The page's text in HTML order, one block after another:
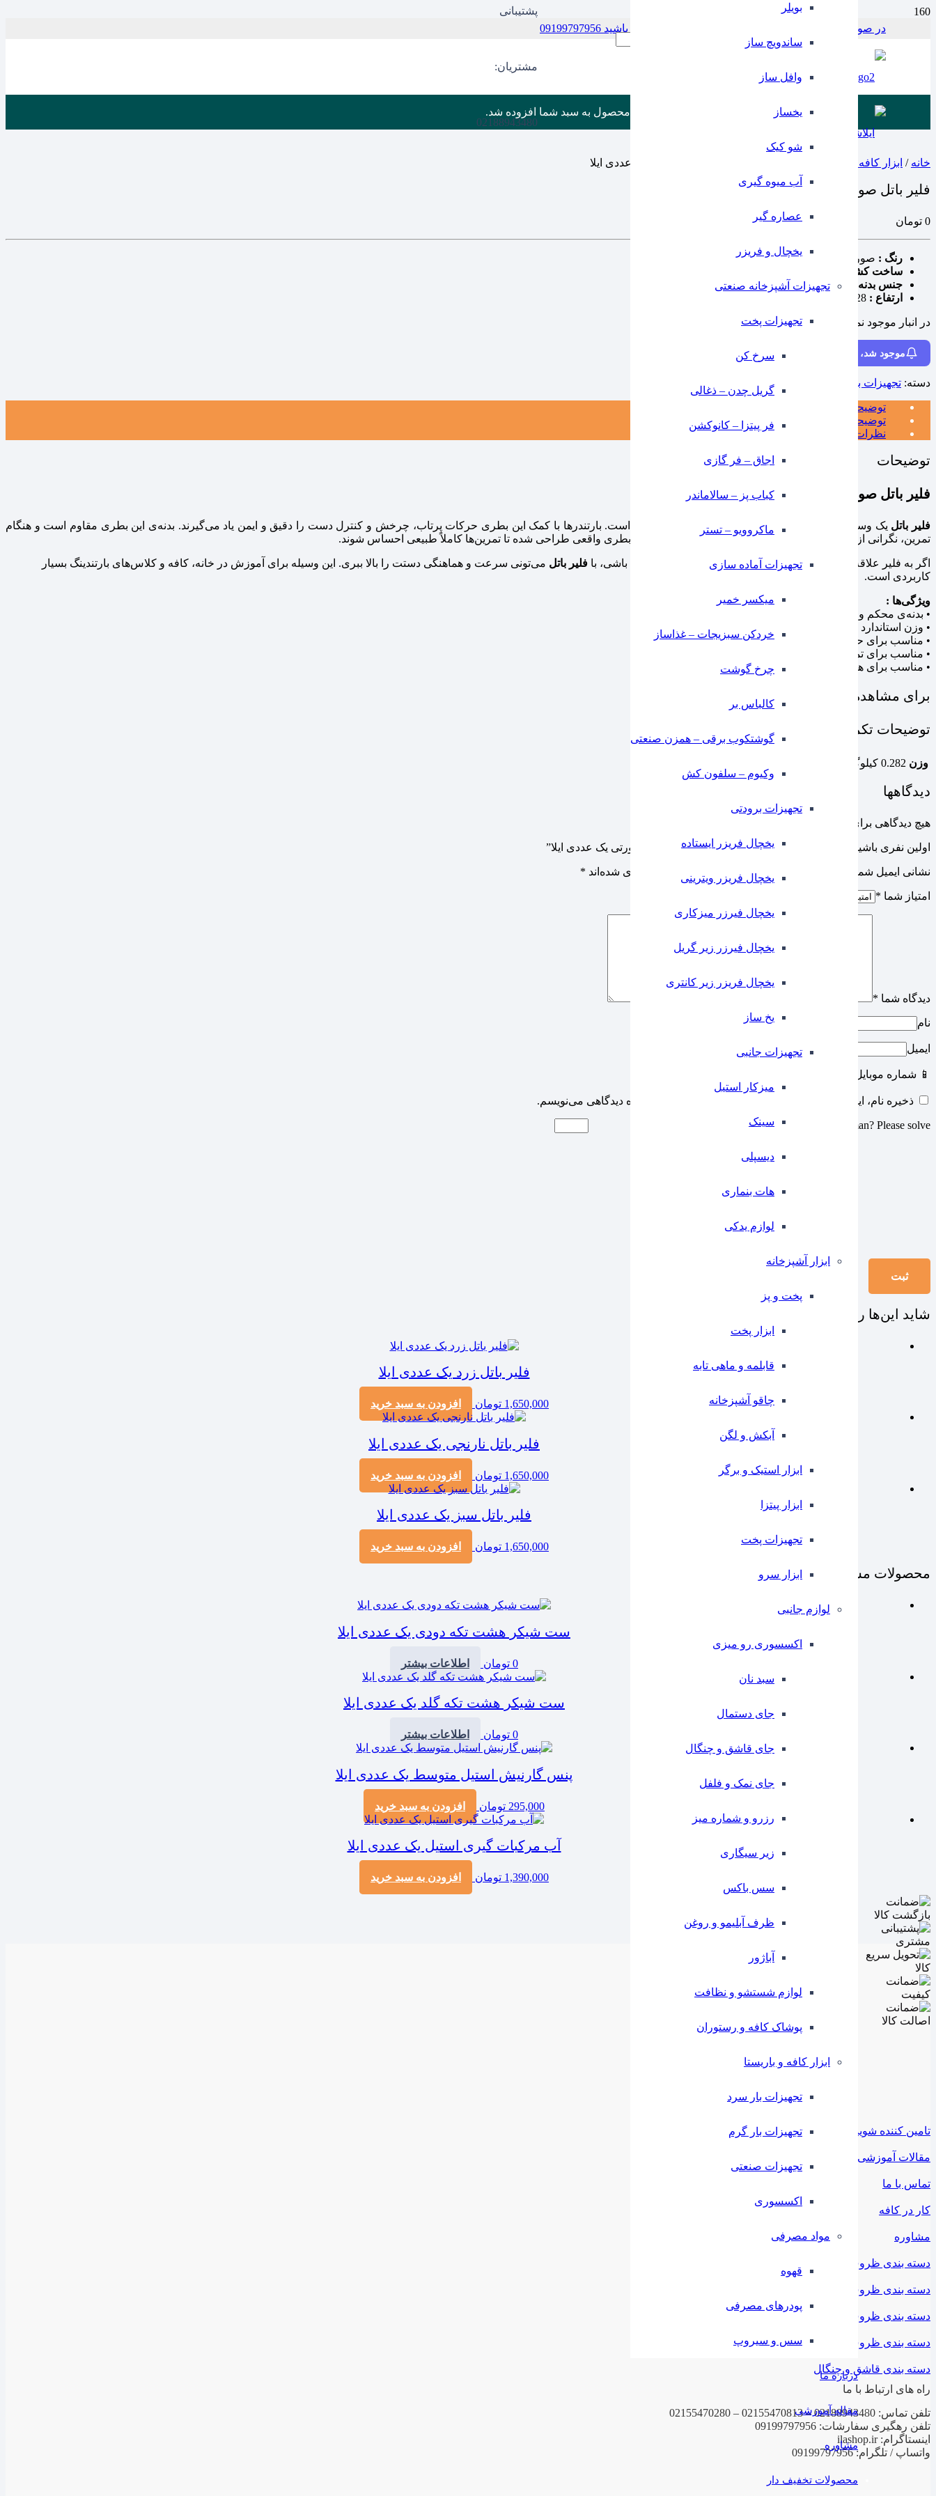
در صورت بروز مشکل در پرداخت با این شماره در ارتباط باشید 09199797956
Products search
پشتیبانی
مشتریان:
02188943480
بویلر
ساندویچ ساز
وافل ساز
یخساز
شو کیک
آب میوه گیری
عصاره گیر
یخچال و فریزر
تجهیزات آشپزخانه صنعتی
تجهیزات پخت
سرخ کن
گریل چدن – ذغالی
فر پیتزا – کانوکشن
⁠اجاق – فر گازی
کباب پز – سالاماندر
ماکروویو – تستر
تجهیزات آماده سازی
میکسر خمیر
خردکن سبزیجات – غذاساز
چرخ گوشت
کالباس بر
گوشتکوب برقی – همزن صنعتی
وکیوم – سلفون کش
تجهیزات برودتی
یخچال فریزر ایستاده
یخچال فریزر ویترینی
یخچال فیرزر میزکاری
یخچال فیرزر زیر گریل
یخچال فریزر زیر کانتری
⁠یخ ساز
تجهیزات جانبی
میزکار استیل
سینک
دیسپلی
هات بنماری
لوازم یدکی
ابزار آشپزخانه
پخت و پز
ابزار پخت
قابلمه و ماهی تابه
چاقو آشپزخانه
آبکش و لگن
ابزار استیک و برگر
ابزار پیتزا
تجهیزات پخت
ابزار سرو
لوازم جانبی
اکسسوری رو میزی
سبد نان
جای دستمال
جای قاشق و چنگال
جای نمک و فلفل
رزرو و شماره میز
زیر سیگاری
سس باکس
ظرف آبلیمو و روغن
آباژور
لوازم شستشو و نظافت
پوشاک کافه و رستوران
ابزار کافه و باریستا
تجهیزات بار سرد
تجهیزات بار گرم
تجهیزات صنعتی
اکسسوری
مواد مصرفی
قهوه
پودرهای مصرفی
سس و سیروپ
درباره ما
مقاله آموزشی
مشاوره
محصولات تخفیف دار
محصول به سبد شما افزوده شد.
خانه / ابزار کافه و باریستا / فلیر باتل صورتی یک عددی ایلا
فلیر باتل صورتی یک عددی ایلا
0 تومان
رنگ : صورتی
ساخت کشور :
جنس بدنه :
پلاستیک فشرده
ارتفاع :
در انبار موجود نمی باشد
موجود شد، خبرم کن
دسته: تجهیزات بار سرد ایلاشاپ
توضیحات
توضیحات تکمیلی
نظرات (0)
توضیحات
فلیر باتل صورتی
فلیر باتل یک وسیله حرفه‌ای برای تمرین حرکات نمایشی بارتندینگ است. بارتندرها با کمک این بطری حرکات پرتاب، چرخش و کنترل دست را دقیق و ایمن یاد می‌گیرند. بدنه‌ی این بطری مقاوم است و هنگام
تمرین، نگرانی از شکستن یا آسیب وجود ندارد. وزن و ابعاد آن شبیه بطری واقعی طراحی شده تا تمرین‌ها کاملاً طبیعی احساس شوند.
اگر به فلیر علاقه داری و می‌خوای اجرای جذاب‌تری پشت بار داشته باشی، با فلیر باتل می‌تونی سرعت و هماهنگی دستت را بالا ببری. این وسیله برای آموزش در خانه، کافه و کلاس‌های بارتندینگ بسیار
کاربردی است.
ویژگی‌ها :
• بدنه‌ی محکم و نشکن
• وزن استاندارد مشابه بطری واقعی
• مناسب برای حرکات پرتاب و چرخش
• مناسب برای تمرین روزانه
• مناسب برای همه، از مبتدی تا حرفه‌ای
برای مشاهده سایر ابزارهای بار سرد
توضیحات تکمیلی
وزن 0.282 کیلوگرم
دیدگاهها
هیچ دیدگاهی برای این محصول نوشته نشده است.
اولین نفری باشید که دیدگاهی را ارسال می کنید برای “فلیر باتل صورتی یک عددی ایلا”
نشانی ایمیل شما منتشر نخواهد شد. بخش‌های موردنیاز علامت‌گذاری شده‌اند *
امتیاز شما *
دیدگاه شما *
نام
ایمیل
📱 شماره موبایل
ذخیره نام، ایمیل و وبسایت من در مرورگر برای زمانی که دوباره دیدگاهی می‌نویسم.
Are you human? Please solve:
شاید این‌ها را هم بپسندید…
فلیر باتل زرد یک عددی ایلا
1,650,000 تومان افزودن به سبد خرید
فلیر باتل نارنجی یک عددی ایلا
1,650,000 تومان افزودن به سبد خرید
فلیر باتل سبز یک عددی ایلا
1,650,000 تومان افزودن به سبد خرید
محصولات مشابه
ست شیکر هشت تکه دودی یک عددی ایلا
0 تومان اطلاعات بیشتر
ست شیکر هشت تکه گلد یک عددی ایلا
0 تومان اطلاعات بیشتر
پنس گارنیش استیل متوسط یک عددی ایلا
295,000 تومان افزودن به سبد خرید
آب مرکبات گیری استیل یک عددی ایلا
1,390,000 تومان افزودن به سبد خرید
تامین کننده شوید
مقالات آموزشی
تماس با ما
کار در کافه
مشاوره
دسته بندی ظروف ملامین
دسته بندی ظروف استیل
دسته بندی ظروف فلزی
دسته بندی ظروف چینی
دسته بندی قاشق و چنگال
راه های ارتباط با ما
تلفن تماس: 02188943480 – 02155470813 – 02155470280
تلفن رهگیری سفارشات: 09199797956
اینستاگرام: ilashop.ir
واتساپ / تلگرام: 09199797956